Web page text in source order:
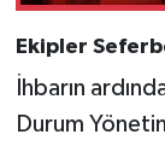
Ekipler
İhbarın
Durum
Sağlık
Spor